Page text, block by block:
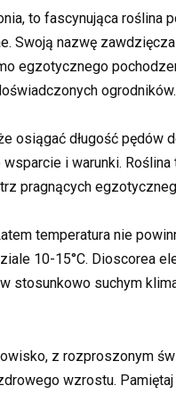
to fascynująca roślina
Swoją nazwę
egzotycznego
ogrodników.
osiągać długość pędów
i warunki.
pragnących
temperatura nie
10-15°C. Dioscorea
stosunkowo suchym
z rozproszonym
wzrostu. Pamiętaj